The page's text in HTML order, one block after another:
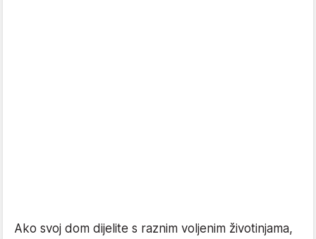
Ako svoj dom dijelite s raznim voljenim životinjama,